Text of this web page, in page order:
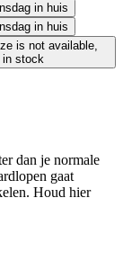
in huis
in huis
is not available,
in stock
dan je normale
gaat
Houd hier